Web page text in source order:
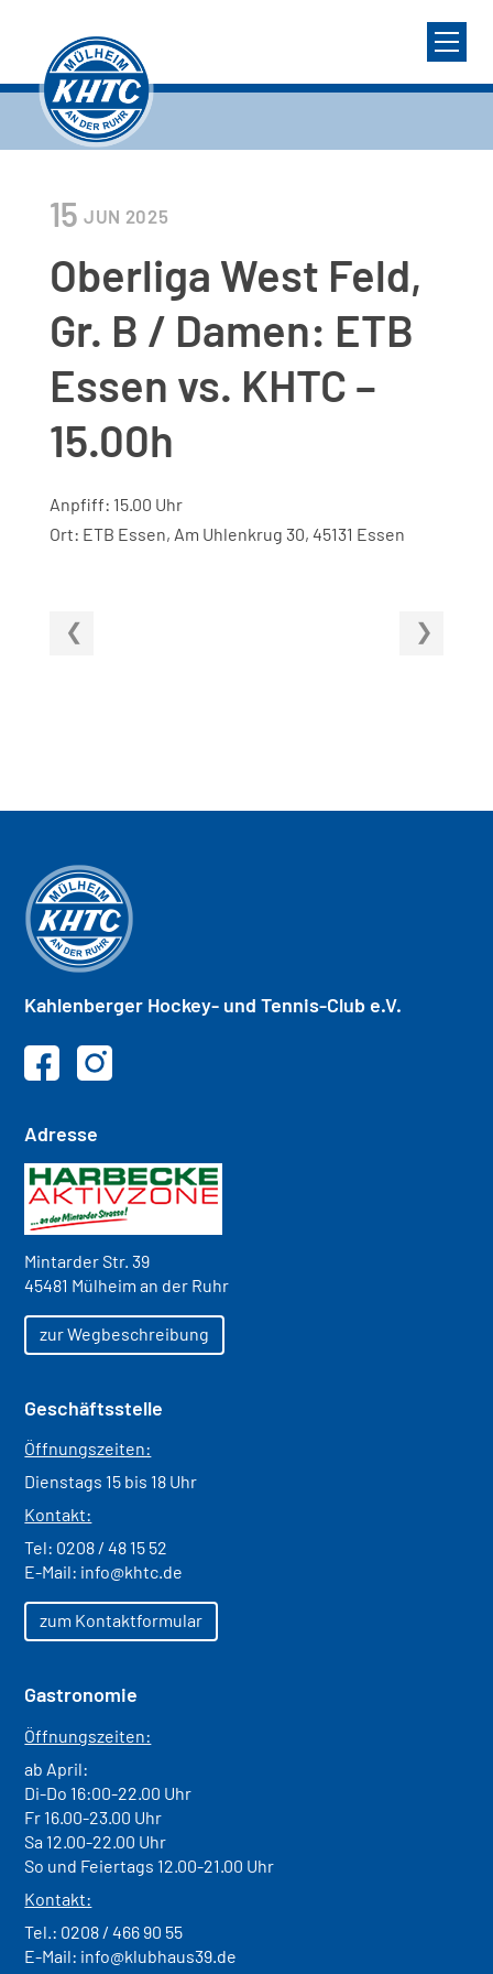
15 JUN 2025
Oberliga West Feld,
Gr. B / Damen: ETB
Essen vs. KHTC –
15.00h
Anpfiff: 15.00 Uhr
Ort: ETB Essen, Am Uhlenkrug 30, 45131 Essen
Kahlenberger Hockey- und Tennis-Club e.V.
Adresse
Mintarder Str. 39
45481 Mülheim an der Ruhr
zur Wegbeschreibung
Geschäftsstelle
Öffnungszeiten:
Dienstags 15 bis 18 Uhr
Kontakt:
Tel: 0208 / 48 15 52
E-Mail: info@khtc.de
zum Kontaktformular
Gastronomie
Öffnungszeiten:
ab April:
Di-Do 16:00-22.00 Uhr
Fr 16.00-23.00 Uhr
Sa 12.00-22.00 Uhr
So und Feiertags 12.00-21.00 Uhr
Kontakt:
Tel.: 0208 / 466 90 55
E-Mail: info@klubhaus39.de